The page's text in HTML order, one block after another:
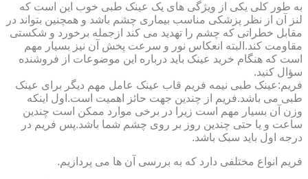
به طور کلی یکی از ویژگی های یک عینک طبی خوب این است که
لنز آن از نظر پزشکی مناسب بیماری چشم باشد و همچنین بتواند در
مقابل خطراتی که چشم را تهدید می کند ازجمله برخورد و شکستی
مقاومت کند.البته انعکاس نور و سرعت پخش آن نیز بسیار مهم
است که هنگام خرید عینک باید درباره این موضوعات از فروشنده
سؤال کنید.
فریم:عینک طبی نیمه فریم قاب عینک عامل مهم دیگر برای عینک
طبی می باشد.فریم از چندین جهت حائز اهمیت است.اول اینکه
وزن آن بسیار مهم است زیرا در برخی موارد ممکن است چندین
ساعت و یا حتی چندین روز بر روی چشم شما باشد.پس فریم در
درجه اول باید سبک باشد.
فریم انواع مختلفی دارد که به بررسی آن ها می پردازیم.